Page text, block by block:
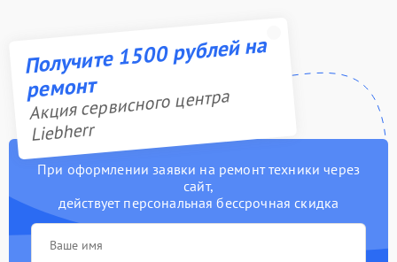
Получите 1500 рублей на
ремонт
Акция сервисного центра
Liebherr
При оформлении заявки на ремонт техники через
сайт,
действует персональная бессрочная скидка